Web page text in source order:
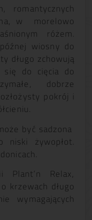
romantycznych
w morelowo
różem.
wiosny do
długo zchowują
się do cięcia do
dobrze
pokrój i
być sadzona
żywopłot.
Relax,
krzewach długo
wymagających